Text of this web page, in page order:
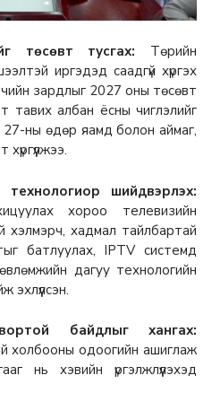
төсөвт тусгах: Төрийн
иргэдэд саадгүй хүргэх
зардлыг 2027 оны төсөвт
тавих албан ёсны чиглэлийг
ны өдөр яамд болон аймаг,
технологиор шийдвэрлэх:
хороо телевизийн
хэлмэрч, хадмал тайлбартай
батлуулах, IPTV системд
дагуу технологийн
эхлүүлсэн.
байдлыг хангах:
холбооны одоогийн ашиглаж
нь хэвийн үргэлжлүүлэхэд